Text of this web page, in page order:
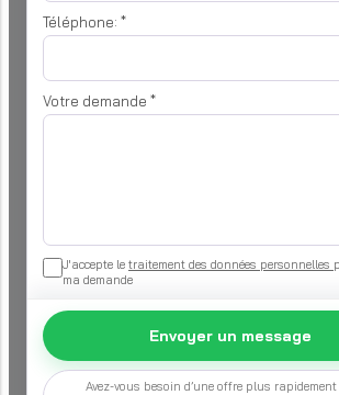
Téléphone: *
Votre demande *
J'accepte le traitement des données personnelles
ma demande
Envoyer un message
Avez-vous besoin d’une offre plus rapidement